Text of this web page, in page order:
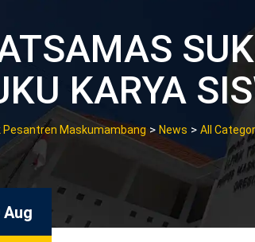
KARYA
Pesantren Maskumambang> News > All
Aug